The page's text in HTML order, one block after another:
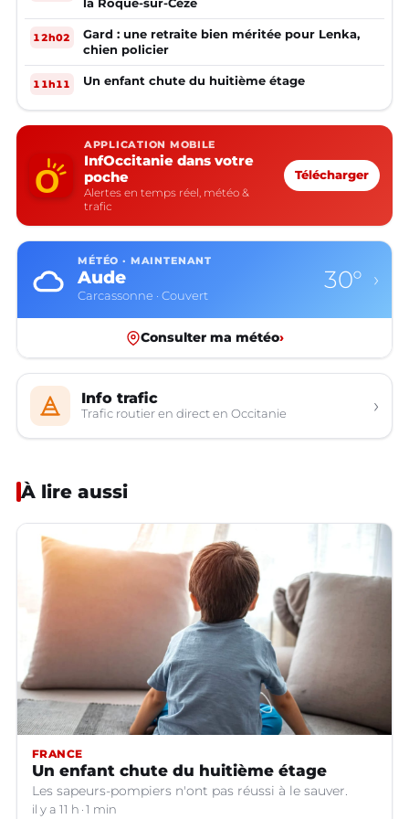
la Roque-sur-Cèze
12h02
Gard : une retraite bien méritée pour Lenka,
chien policier
11h11 Un enfant chute du huitième étage
APPLICATION MOBILE
InfOccitanie dans votre
poche
Alertes en temps réel, météo &
trafic
Télécharger
MÉTÉO · MAINTENANT
Aude
Carcassonne · Couvert
30° ›
Consulter ma météo›
Info trafic
Trafic routier en direct en Occitanie ›
À lire aussi
FRANCE
Un enfant chute du huitième étage
Les sapeurs-pompiers n'ont pas réussi à le sauver.
il y a 11 h 1 min